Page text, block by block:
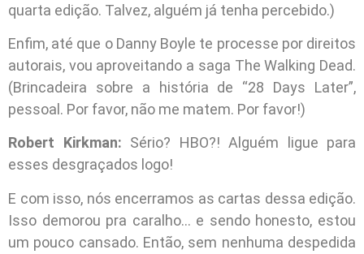
quarta edição. Talvez, alguém já tenha percebido.)
Enfim, até que o Danny Boyle te processe por direitos
autorais, vou aproveitando a saga The Walking Dead.
(Brincadeira sobre a história de “28 Days Later”,
pessoal. Por favor, não me matem. Por favor!)
Robert Kirkman: Sério? HBO?! Alguém ligue para
esses desgraçados logo!
E com isso, nós encerramos as cartas dessa edição.
Isso demorou pra caralho… e sendo honesto, estou
um pouco cansado. Então, sem nenhuma despedida